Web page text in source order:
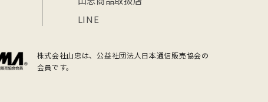
LINE
株式会社山忠は、公益社団法人日本通信販売協会の
会員です。